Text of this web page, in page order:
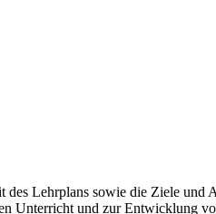
Lehrplans sowie die Ziele
Unterricht und zur Entwicklung